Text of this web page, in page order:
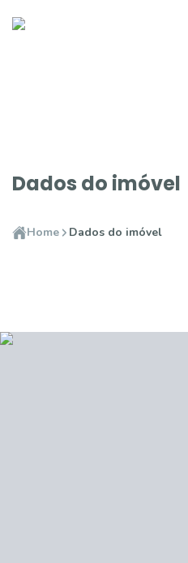
Dados do imóvel
Home Dados do imóvel